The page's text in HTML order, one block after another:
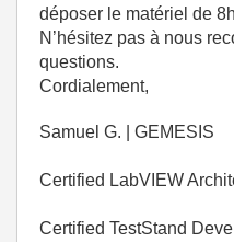
déposer le matériel de
N’hésitez pas à nous
questions.
Cordialement,
Samuel G. | GEMESIS
Certified LabVIEW
Certified TestStand